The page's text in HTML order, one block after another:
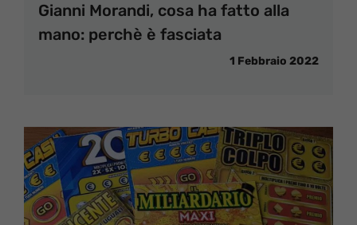
Gianni Morandi, cosa ha fatto alla
mano: perchè è fasciata
1 Febbraio 2022